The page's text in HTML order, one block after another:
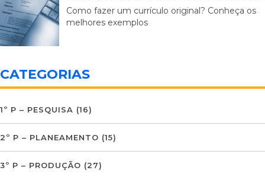
Como fazer um currículo original? Conheça os
melhores exemplos
CATEGORIAS
1º P – PESQUISA (16)
2º P – PLANEAMENTO (15)
3º P – PRODUÇÃO (27)